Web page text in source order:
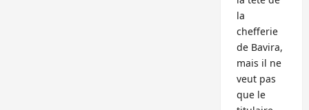
la
chefferie
de Bavira,
mais il ne
veut pas
que le